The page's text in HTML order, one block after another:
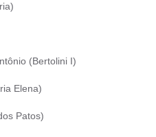
(Bertolini I)
Elena)
Patos)